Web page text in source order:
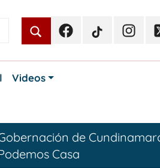
FacebookTikTok
Videos
de
Casa